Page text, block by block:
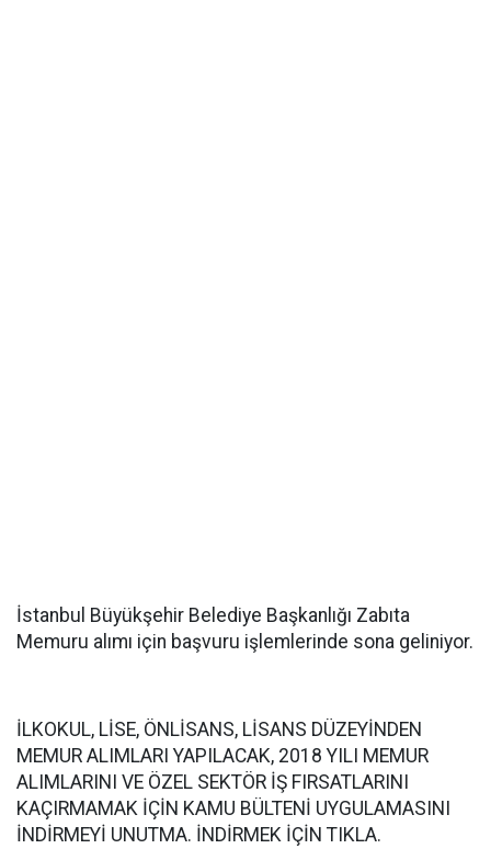
İstanbul Büyükşehir Belediye Başkanlığı Zabıta
Memuru alımı için başvuru işlemlerinde sona geliniyor.
İLKOKUL, LİSE, ÖNLİSANS, LİSANS DÜZEYİNDEN
MEMUR ALIMLARI YAPILACAK, 2018 YILI MEMUR
ALIMLARINI VE ÖZEL SEKTÖR İŞ FIRSATLARINI
KAÇIRMAMAK İÇİN KAMU BÜLTENİ UYGULAMASINI
İNDİRMEYİ UNUTMA. İNDİRMEK İÇİN TIKLA.